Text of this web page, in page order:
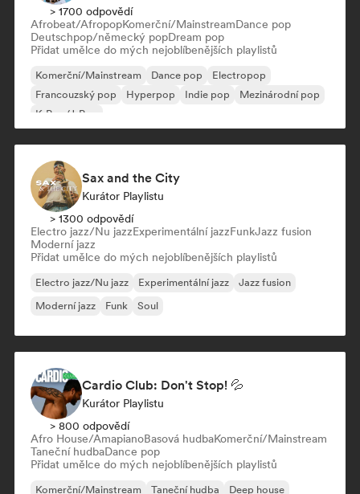
> 1700 odpovědí
Afrobeat/AfropopKomerční/MainstreamDance pop
Deutschpop/německý popDream pop
Přidat umělce do mých nejoblíbenějších playlistů
Komerční/Mainstream Dance pop
Electropop
Francouzský pop
Hyperpop Indie pop
Mezinárodní pop
K-Pop/J-Pop
Sax and the City
Kurátor Playlistu
> 1300 odpovědí
Electro jazz/Nu jazzExperimentální jazzFunkJazz fusion
Moderní jazz
Přidat umělce do mých nejoblíbenějších playlistů
Electro jazz/Nu jazz Experimentální jazz
Jazz fusion
Moderní jazz
Funk Soul
Cardio Club: Don't Stop! 💦
Kurátor Playlistu
> 800 odpovědí
Afro House/AmapianoBasová hudbaKomerční/Mainstream
Taneční hudbaDance pop
Přidat umělce do mých nejoblíbenějších playlistů
Komerční/Mainstream Taneční hudba
Deep house